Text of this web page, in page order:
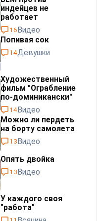
индейцев не
работает
16Видео
Попивая сок
14Девушки
Художественный
фильм "Ограбление
по-доминикански"
14Видео
Можно ли пердеть
на борту самолета
13Видео
Опять двойка
13Видео
У каждого своя
"работа"⁠⁠